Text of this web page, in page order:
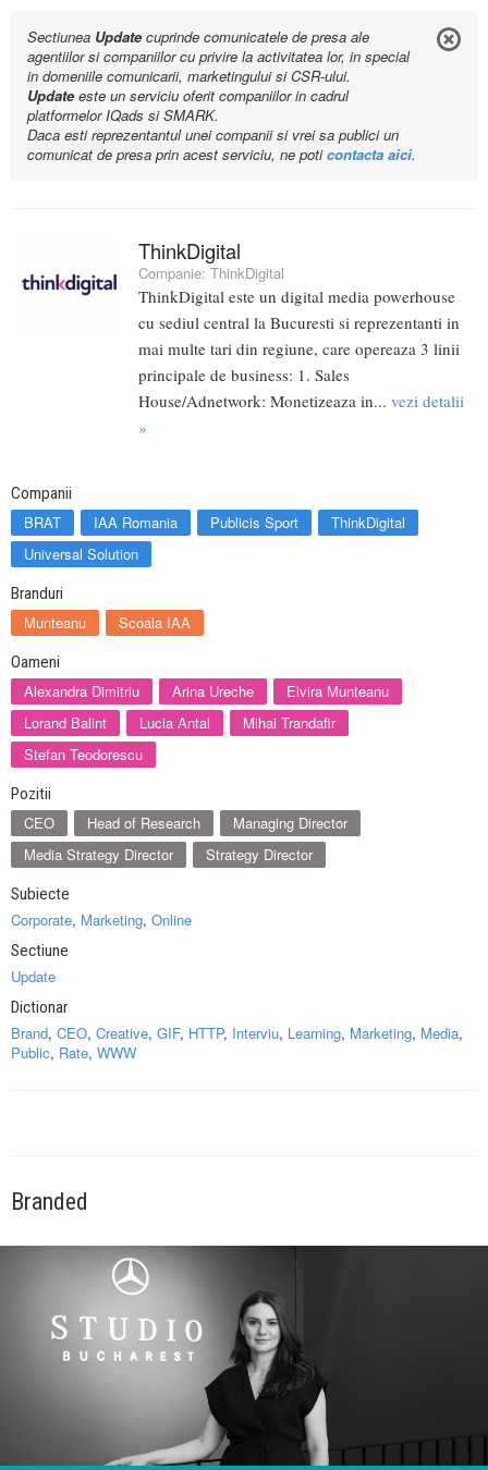
Sectiunea Updatecuprinde comunicatele de presa ale
agentiilor si companiilor cu privire la activitatea lor, in special
in domeniile comunicarii, marketingului si CSR-ului.
Updateeste un serviciu oferit companiilor in cadrul
platformelor IQads si SMARK.
Daca esti reprezentantul unei companii si vrei sa publici un
comunicat de presa prin acest serviciu, ne poticontacta aici.
ThinkDigital
Companie: ThinkDigital
ThinkDigital este un digital media powerhouse
cu sediul central la Bucuresti si reprezentanti in
mai multe tari din regiune, care opereaza 3 linii
principale de business: 1. Sales
House/Adnetwork: Monetizeaza in... vezi detalii
»
Companii
BRAT IAA Romania Publicis Sport
ThinkDigital
Universal Solution
Branduri
Munteanu Scoala IAA
Oameni
Alexandra Dimitriu Arina Ureche
Elvira Munteanu
Lorand Balint
Lucia Antal
Mihai Trandafir
Stefan Teodorescu
Pozitii
CEO Head of Research
Managing Director
Media Strategy Director
Strategy Director
Subiecte
Corporate, Marketing, Online
Sectiune
Update
Dictionar
Brand, CEO, Creative, GIF, HTTP, Interviu, Learning, Marketing, Media,
Public, Rate, WWW
Branded